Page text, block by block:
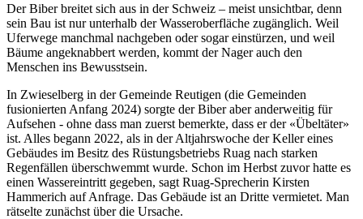
Der Biber breitet sich aus in der Schweiz – meist unsichtbar, denn
sein Bau ist nur unterhalb der Wasseroberfläche zugänglich. Weil
Uferwege manchmal nachgeben oder sogar einstürzen, und weil
Bäume angeknabbert werden, kommt der Nager auch den
Menschen ins Bewusstsein.
In Zwieselberg in der Gemeinde Reutigen (die Gemeinden
fusionierten Anfang 2024) sorgte der Biber aber anderweitig für
Aufsehen - ohne dass man zuerst bemerkte, dass er der «Übeltäter»
ist. Alles begann 2022, als in der Altjahrswoche der Keller eines
Gebäudes im Besitz des Rüstungsbetriebs Ruag nach starken
Regenfällen überschwemmt wurde. Schon im Herbst zuvor hatte es
einen Wassereintritt gegeben, sagt Ruag-Sprecherin Kirsten
Hammerich auf Anfrage. Das Gebäude ist an Dritte vermietet. Man
rätselte zunächst über die Ursache.